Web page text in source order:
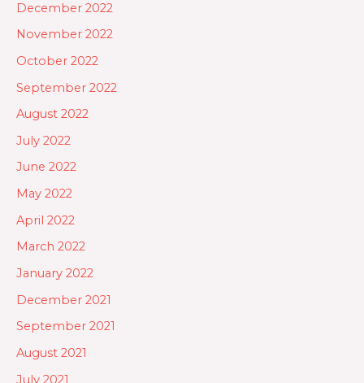
December 2022
November 2022
October 2022
September 2022
August 2022
July 2022
June 2022
May 2022
April 2022
March 2022
January 2022
December 2021
September 2021
August 2021
July 2021